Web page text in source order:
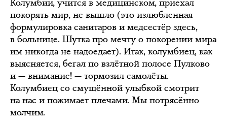
покорять мир, не вышло (это излюбленная
формулировка санитаров и медсестёр здесь,
в больнице. Шутка про мечту о покорении мира
им никогда не надоедает). Итак, колумбиец, как
выясняется, бегал по взлётной полосе Пулково
и — внимание! — тормозил самолёты.
Колумбиец со смущённой улыбкой смотрит
на нас и пожимает плечами. Мы потрясённо
молчим.